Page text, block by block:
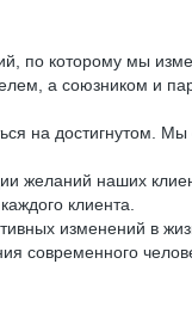
по которому мы
а союзником и
на достигнутом.
желаний наших
клиента.
изменений в